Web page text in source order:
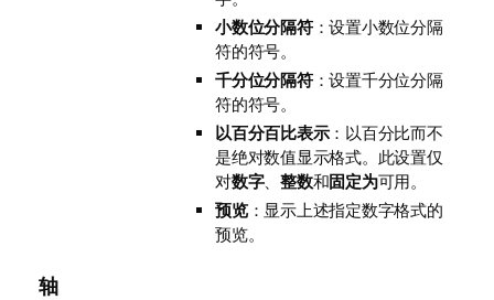
小数位分隔符：设置小数位分隔
符的符号。
千分位分隔符：设置千分位分隔
符的符号。
以百分百比表示：以百分比而不
是绝对数值显示格式。此设置仅
对数字、 整数和固定为可用。
预览：显示上述指定数字格式的
预览。
轴